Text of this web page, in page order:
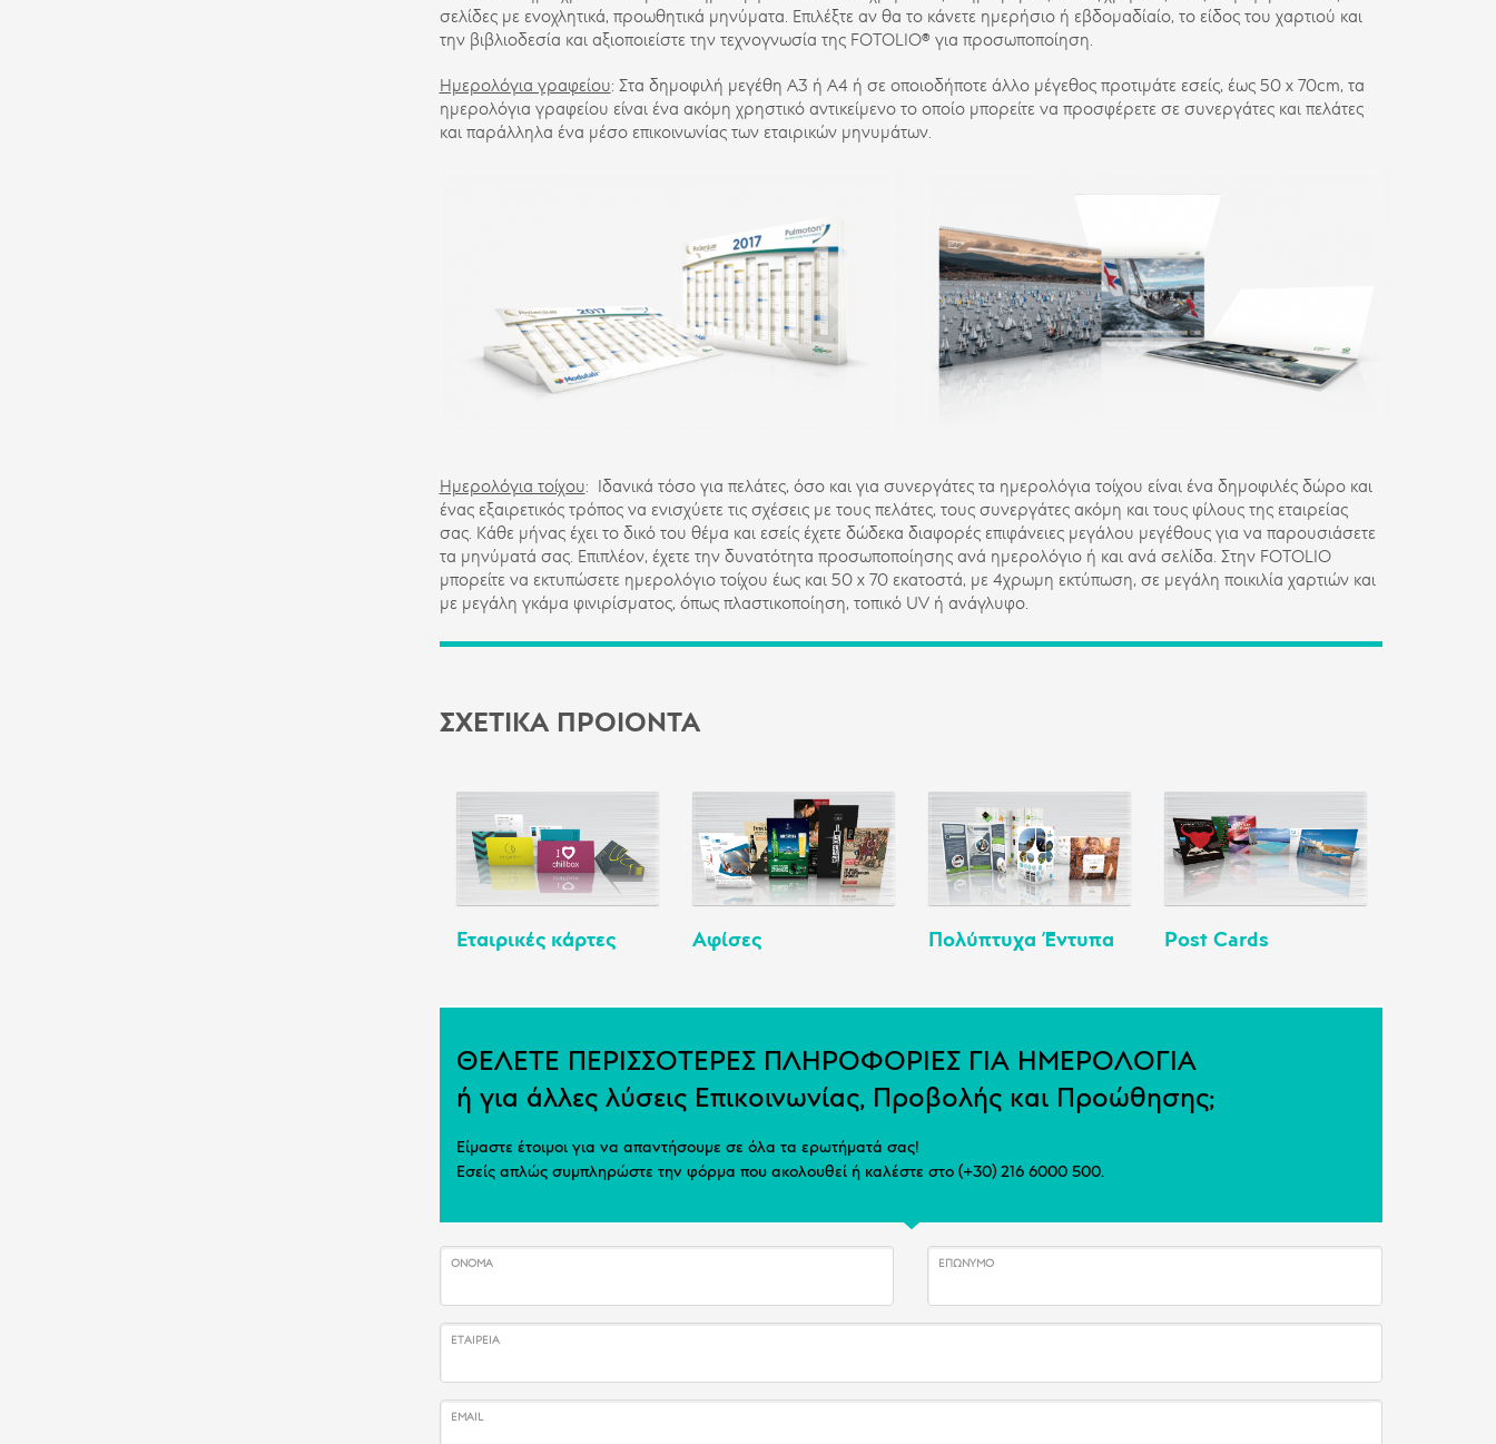
σελίδες με ενοχλητικά, προωθητικά μηνύματα. Επιλέξτε αν θα το κάνετε ημερήσιο ή εβδομαδίαίο, το είδος του χαρτιού και
την βιβλιοδεσία και αξιοποιείστε την τεχνογνωσία της FOTOLIO® για προσωποποίηση.
Ημερολόγια γραφείου: Στα δημοφιλή μεγέθη Α3 ή Α4 ή σε οποιοδήποτε άλλο μέγεθος προτιμάτε εσείς, έως 50 x 70cm, τα
ημερολόγια γραφείου είναι ένα ακόμη χρηστικό αντικείμενο το οποίο μπορείτε να προσφέρετε σε συνεργάτες και πελάτες
και παράλληλα ένα μέσο επικοινωνίας των εταιρικών μηνυμάτων.
Ημερολόγια τοίχου: Ιδανικά τόσο για πελάτες, όσο και για συνεργάτες τα ημερολόγια τοίχου είναι ένα δημοφιλές δώρο και
ένας εξαιρετικός τρόπος να ενισχύετε τις σχέσεις με τους πελάτες, τους συνεργάτες ακόμη και τους φίλους της εταιρείας
σας. Κάθε μήνας έχει το δικό του θέμα και εσείς έχετε δώδεκα διαφορές επιφάνειες μεγάλου μεγέθους για να παρουσιάσετε
τα μηνύματά σας. Επιπλέον, έχετε την δυνατότητα προσωποποίησης ανά ημερολόγιο ή και ανά σελίδα. Στην FOTOLIO
μπορείτε να εκτυπώσετε ημερολόγιο τοίχου έως και 50 x 70 εκατοστά, με 4χρωμη εκτύπωση, σε μεγάλη ποικιλία χαρτιών και
με μεγάλη γκάμα φινιρίσματος, όπως πλαστικοποίηση, τοπικό UV ή ανάγλυφο.
ΣΧΕΤΙΚΑ ΠΡΟΙΟΝΤΑ
Εταιρικές κάρτες Αφίσες Πολύπτυχα Έντυπα Post Cards
ΘΕΛΕΤΕ ΠΕΡΙΣΣΟΤΕΡΕΣ ΠΛΗΡΟΦΟΡΙΕΣ ΓΙΑ ΗΜΕΡΟΛΟΓΙΑ
ή για άλλες λύσεις Επικοινωνίας, Προβολής και Προώθησης;
Είμαστε έτοιμοι για να απαντήσουμε σε όλα τα ερωτήματά σας!
Εσείς απλώς συμπληρώστε την φόρμα που ακολουθεί ή καλέστε στο (+30) 216 6000 500.
ΌΝΟΜΑ ΕΠΏΝΥΜΟ
ΕΤΑΙΡΕΊΑ
EMAIL